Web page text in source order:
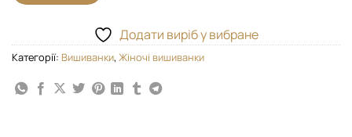
Додати виріб у вибране
Категорії: Вишиванки, Жіночі вишиванки